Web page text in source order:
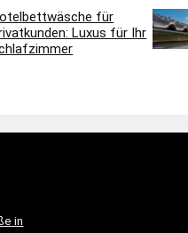
für
Luxus für Ihr
in